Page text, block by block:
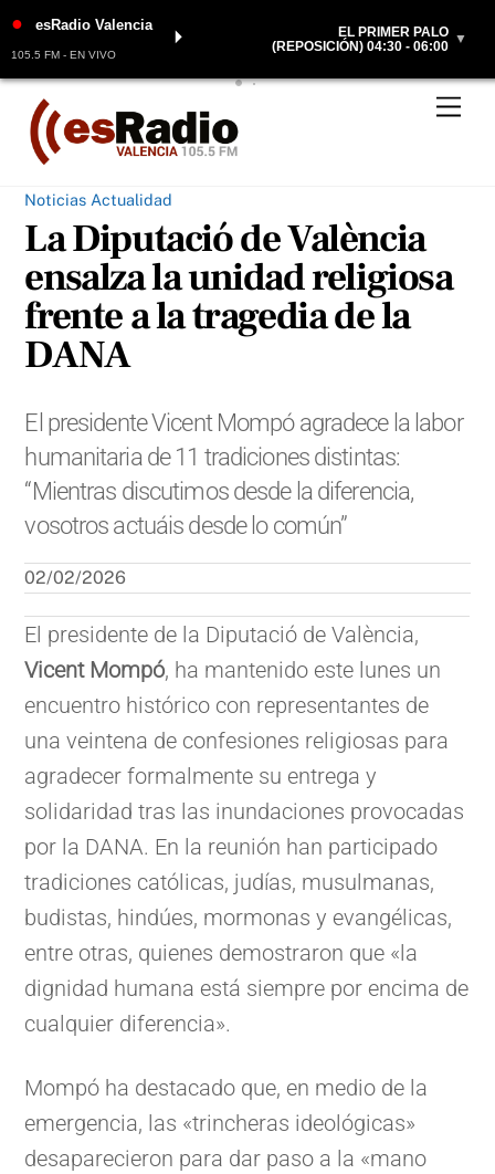
Skip
content
● esRadio Valencia
105.5 FM - EN VIVO
⏵
EL PRIMER PALO
(REPOSICIÓN) 04:30 - 06:00 ▼
Noticias Actualidad
La Diputació de València
ensalza la unidad religiosa
frente a la tragedia de la
DANA
El presidente Vicent Mompó agradece la labor
humanitaria de 11 tradiciones distintas:
“Mientras discutimos desde la diferencia,
vosotros actuáis desde lo común”
02/02/2026
El presidente de la Diputació de València,
Vicent Mompó, ha mantenido este lunes un
encuentro histórico con representantes de
una veintena de confesiones religiosas para
agradecer formalmente su entrega y
solidaridad tras las inundaciones provocadas
por la DANA. En la reunión han participado
tradiciones católicas, judías, musulmanas,
budistas, hindúes, mormonas y evangélicas,
entre otras, quienes demostraron que «la
dignidad humana está siempre por encima de
cualquier diferencia».
Mompó ha destacado que, en medio de la
emergencia, las «trincheras ideológicas»
desaparecieron para dar paso a la «mano